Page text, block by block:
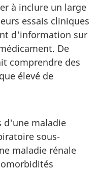
à inclure un large
essais cliniques
d'information sur
De
comprendre des
élevé de
d'une maladie
sous-
maladie rénale